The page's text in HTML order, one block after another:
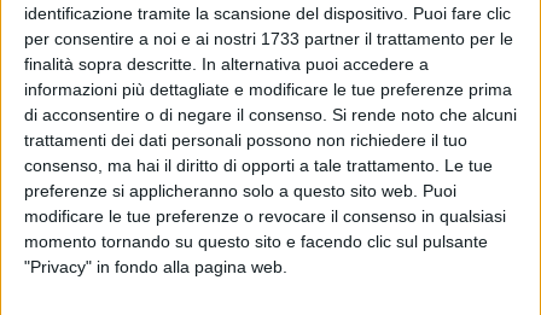
identificazione tramite la scansione del dispositivo. Puoi fare clic
per consentire a noi e ai nostri 1733 partner il trattamento per le
finalità sopra descritte. In alternativa puoi accedere a
informazioni più dettagliate e modificare le tue preferenze prima
di acconsentire o di negare il consenso. Si rende noto che alcuni
trattamenti dei dati personali possono non richiedere il tuo
consenso, ma hai il diritto di opporti a tale trattamento. Le tue
preferenze si applicheranno solo a questo sito web. Puoi
modificare le tue preferenze o revocare il consenso in qualsiasi
momento tornando su questo sito e facendo clic sul pulsante
"Privacy" in fondo alla pagina web.
ANDRIA - 18 FEBBRAIO 2026
Appello al consigliere Vurchio affinchè vigili
sulle liste d'attesa nell'Asl Bt
ANDRIA - 18 FEBBRAIO 2026
Futuro Nazionale ad Andria, dall'1° marzo i
tesseramenti per il partito di Vannacci
ANDRIA - 18 FEBBRAIO 2026
Si riunisce oggi il consiglio comunale di